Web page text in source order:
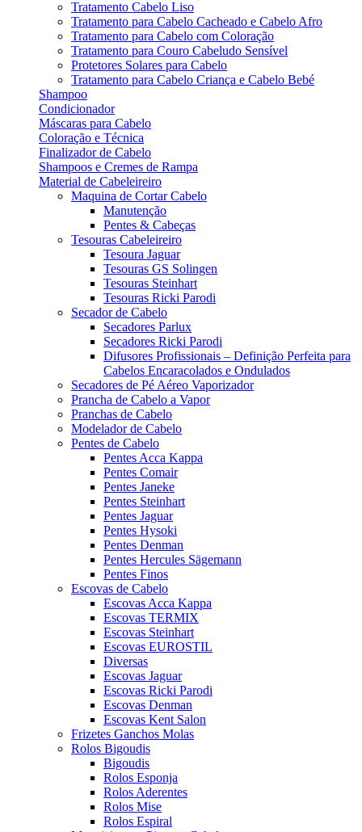
Tratamento Cabelo Liso
Tratamento para Cabelo Cacheado e Cabelo Afro
Tratamento para Cabelo com Coloração
Tratamento para Couro Cabeludo Sensível
Protetores Solares para Cabelo
Tratamento para Cabelo Criança e Cabelo Bebé
Shampoo
Condicionador
Máscaras para Cabelo
Coloração e Técnica
Finalizador de Cabelo
Shampoos e Cremes de Rampa
Material de Cabeleireiro
Maquina de Cortar Cabelo
Manutenção
Pentes & Cabeças
Tesouras Cabeleireiro
Tesoura Jaguar
Tesouras GS Solingen
Tesouras Steinhart
Tesouras Ricki Parodi
Secador de Cabelo
Secadores Parlux
Secadores Ricki Parodi
Difusores Profissionais – Definição Perfeita para
Cabelos Encaracolados e Ondulados
Secadores de Pé Aéreo Vaporizador
Prancha de Cabelo a Vapor
Pranchas de Cabelo
Modelador de Cabelo
Pentes de Cabelo
Pentes Acca Kappa
Pentes Comair
Pentes Janeke
Pentes Steinhart
Pentes Jaguar
Pentes Hysoki
Pentes Denman
Pentes Hercules Sägemann
Pentes Finos
Escovas de Cabelo
Escovas Acca Kappa
Escovas TERMIX
Escovas Steinhart
Escovas EUROSTIL
Diversas
Escovas Jaguar
Escovas Ricki Parodi
Escovas Denman
Escovas Kent Salon
Frizetes Ganchos Molas
Rolos Bigoudis
Bigoudis
Rolos Esponja
Rolos Aderentes
Rolos Mise
Rolos Espiral